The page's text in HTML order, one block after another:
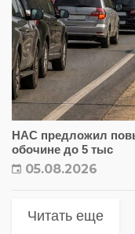
НАС предложил
обочине до 5 тыс
05.08.2026
Читать еще